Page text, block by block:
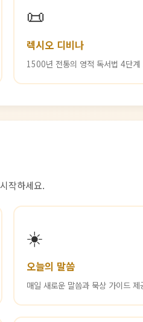
📜
렉시오 디비나
1500년 전통의 영적 독서법 4단계
작하세요.
☀️
오늘의 말씀
매일 새로운 말씀과 묵상 가이드 제